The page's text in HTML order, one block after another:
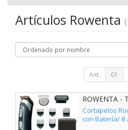
Artículos Rowenta
Ant. 01
ROWENTA -
Cortapelos
con Batería/ 8